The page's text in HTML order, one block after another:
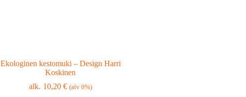
Ekologinen kestomuki – Design Harri
Koskinen
10,20 € (alv 0%)